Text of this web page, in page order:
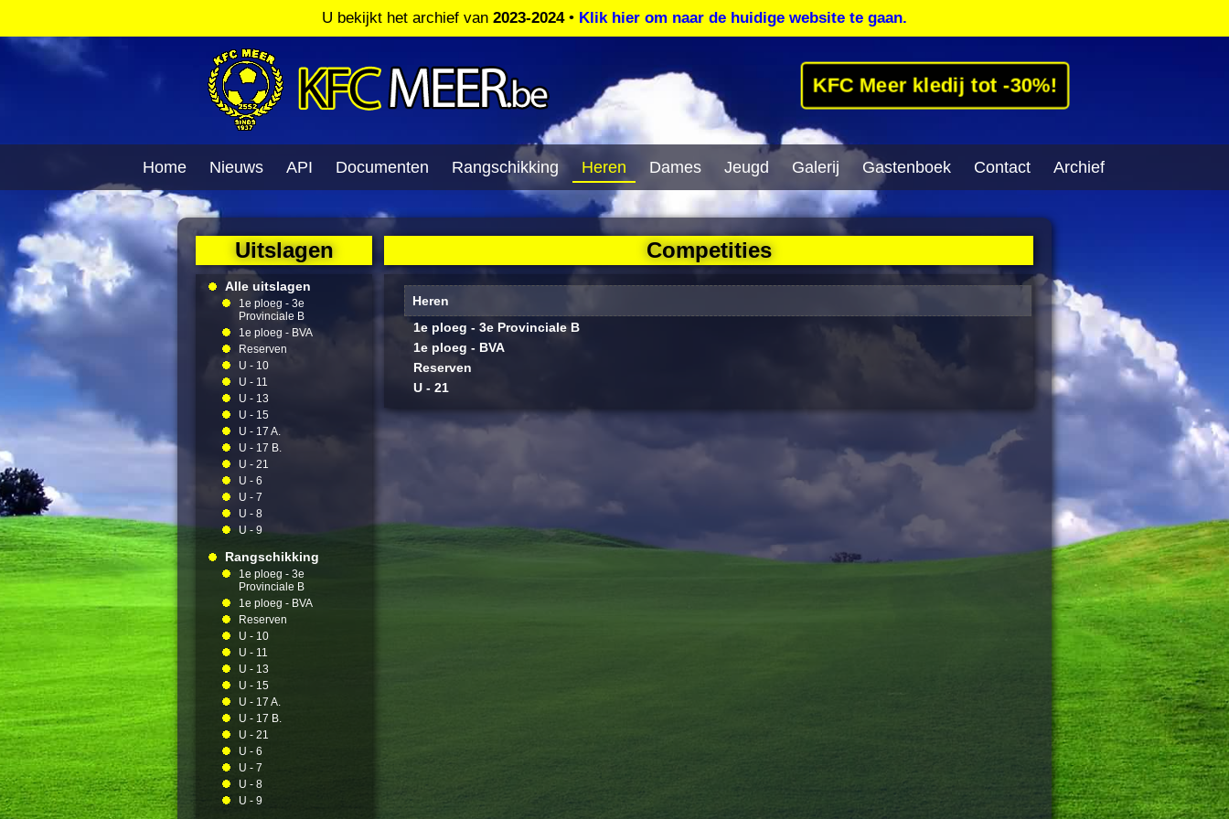
U bekijkt het archief van 2023-2024• Klik hier om naar de huidige website te gaan.
KFC Meer kledij tot -30%!
Home Nieuws API Documenten Rangschikking Heren Dames Jeugd Galerij Gastenboek Contact Archief
Uitslagen
Alle uitslagen
1e ploeg - 3e
Provinciale B
1e ploeg - BVA
Reserven
U - 10
U - 11
U - 13
U - 15
U - 17 A.
U - 17 B.
U - 21
U - 6
U - 7
U - 8
U - 9
Rangschikking
1e ploeg - 3e
Provinciale B
1e ploeg - BVA
Reserven
U - 10
U - 11
U - 13
U - 15
U - 17 A.
U - 17 B.
U - 21
U - 6
U - 7
U - 8
U - 9
Competities
Heren
1e ploeg - 3e Provinciale B
1e ploeg - BVA
Reserven
U - 21